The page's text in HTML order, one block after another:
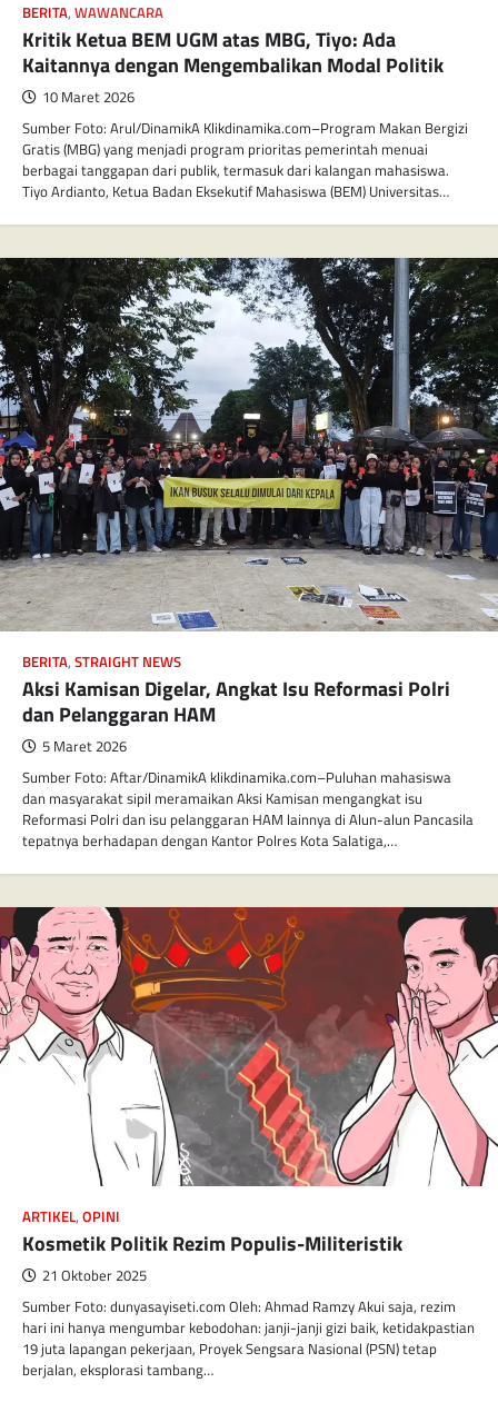
BERITA, WAWANCARA
Kritik Ketua BEM UGM atas MBG, Tiyo: Ada
Kaitannya dengan Mengembalikan Modal Politik
10 Maret 2026
Sumber Foto: Arul/DinamikA Klikdinamika.com–Program Makan Bergizi
Gratis (MBG) yang menjadi program prioritas pemerintah menuai
berbagai tanggapan dari publik, termasuk dari kalangan mahasiswa.
Tiyo Ardianto, Ketua Badan Eksekutif Mahasiswa (BEM) Universitas…
BERITA, STRAIGHT NEWS
Aksi Kamisan Digelar, Angkat Isu Reformasi Polri
dan Pelanggaran HAM
5 Maret 2026
Sumber Foto: Aftar/DinamikA klikdinamika.com–Puluhan mahasiswa
dan masyarakat sipil meramaikan Aksi Kamisan mengangkat isu
Reformasi Polri dan isu pelanggaran HAM lainnya di Alun-alun Pancasila
tepatnya berhadapan dengan Kantor Polres Kota Salatiga,…
ARTIKEL, OPINI
Kosmetik Politik Rezim Populis-Militeristik
21 Oktober 2025
Sumber Foto: dunyasayiseti.com Oleh: Ahmad Ramzy Akui saja, rezim
hari ini hanya mengumbar kebodohan: janji-janji gizi baik, ketidakpastian
19 juta lapangan pekerjaan, Proyek Sengsara Nasional (PSN) tetap
berjalan, eksplorasi tambang…